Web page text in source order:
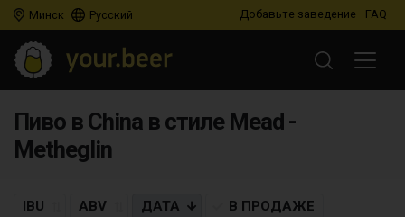
Минск Русский Добавьте заведение FAQ
Пиво в China в стиле Mead -
Metheglin
IBU ABV ДАТА В ПРОДАЖЕ